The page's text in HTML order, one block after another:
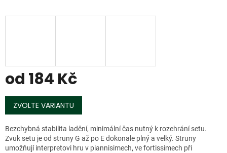
od 184 Kč
Měrná
cena:
ZVOLTE VARIANTU
Bezchybná stabilita ladění, minimální čas nutný k rozehrání setu.
Zvuk setu je od struny G až po E dokonale plný a velký. Struny
umožňují interpretovi hru v piannisimech, ve fortissimech při